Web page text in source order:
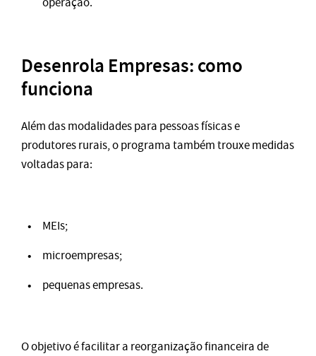
Desenrola Empresas: como
funciona
Além das modalidades para pessoas físicas e
produtores rurais, o programa também trouxe medidas
voltadas para:
MEIs;
microempresas;
pequenas empresas.
O objetivo é facilitar a reorganização financeira de